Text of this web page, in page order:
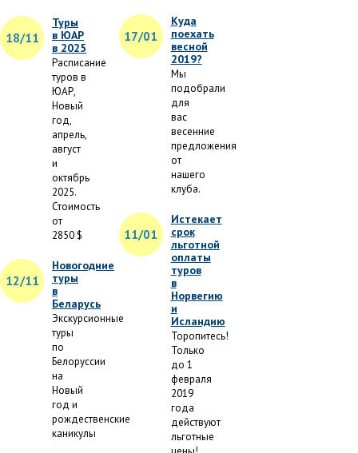
18/11
Туры
в ЮАР
в 2025
Расписание
туров в
ЮАР,
Новый
год,
апрель,
август
и
октябрь
2025.
Стоимость
от
2850 $
12/11
Новогодние
туры
в
Беларусь
Экскурсионные
туры
по
Белоруссии
на
Новый
год и
рождественские
каникулы
17/01
Куда
поехать
весной
2019?
Мы
подобрали
для
вас
весенние
предложения
от
нашего
клуба.
11/01
Истекает
срок
льготной
оплаты
туров
в
Норвегию
и
Исландию
Торопитесь!
Только
до 1
февраля
2019
года
действуют
льготные